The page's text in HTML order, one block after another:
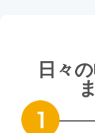
日々